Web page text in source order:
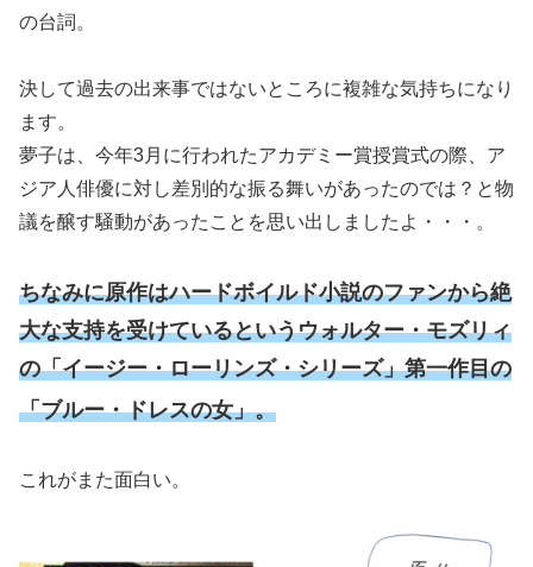
の台詞。
決して過去の出来事ではないところに複雑な気持ちになり
ます。
夢子は、今年3月に行われたアカデミー賞授賞式の際、ア
ジア人俳優に対し差別的な振る舞いがあったのでは？と物
議を醸す騒動があったことを思い出しましたよ・・・。
ちなみに原作はハードボイルド小説のファンから絶
大な支持を受けているというウォルター・モズリィ
の「イージー・ローリンズ・シリーズ」第一作目の
「ブルー・ドレスの女」。
これがまた面白い。